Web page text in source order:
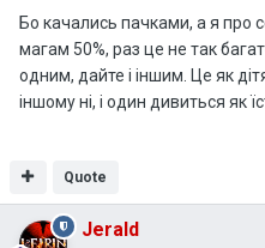
Бо качались пачками, а я про
магам 50%, раз це не так
одним, дайте і іншим. Це як
іншому ні, і один дивиться як
Quote
Jerald